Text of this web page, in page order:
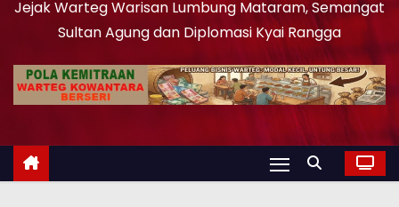
Jejak Warteg Warisan Lumbung Mataram, Semangat
Sultan Agung dan Diplomasi Kyai Rangga